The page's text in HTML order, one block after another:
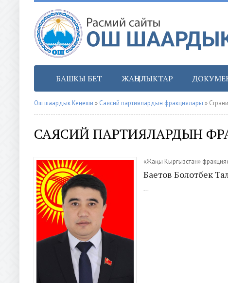
БАШКЫ БЕТ ЖАҢЫЛЫКТАР
Ош шаардык Кеңеши » Саясий партиялардын фракциялары »
САЯСИЙ ПАРТИЯЛАРДЫН
«Жаңы Кыргызстан»
Баетов Болотбек
...